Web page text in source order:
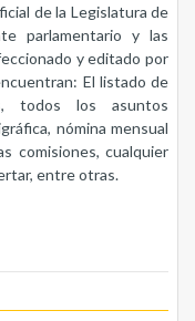
de la Legislatura de
parlamentario y las
y editado por
El listado de
todos los asuntos
nómina mensual
comisiones, cualquier
entre otras.